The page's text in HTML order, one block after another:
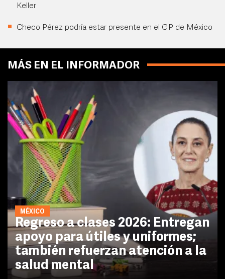
Keller
Checo Pérez podría estar presente en el GP de México
MÁS EN EL INFORMADOR
MÉXICO
Regreso a clases 2026: Entregan
apoyo para útiles y uniformes;
también refuerzan atención a la
salud mental